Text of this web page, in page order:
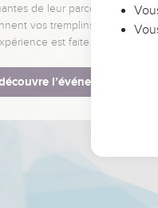
de leur parcours et les
vos tremplins. Que vous
est faite pour vous.
l’événement